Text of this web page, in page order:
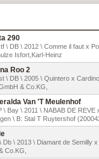
290
\ DB \ 2012 \ Comme il faut x
Isfort,Karl-Heinz
Roo 2
\ DB \ 2005 \ Quintero x
& Co.KG,
Van 'T Meulenhof
\ Bay \ 2011 \ NABAB DE
\ B: Stal T Ruytershof
Db \ 2013 \ Diamant de Semilly
Co.KG,